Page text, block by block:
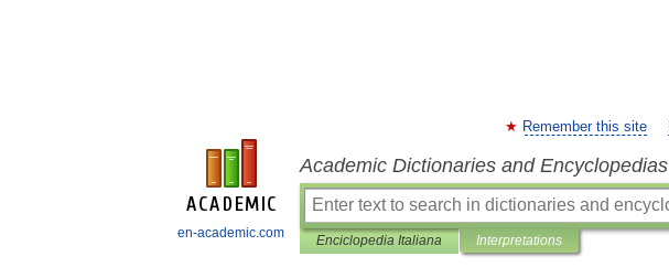
en-academic.com
Remember this site
Academic Dictionaries and Encyclopedias
Enciclopedia Italiana Interpretations